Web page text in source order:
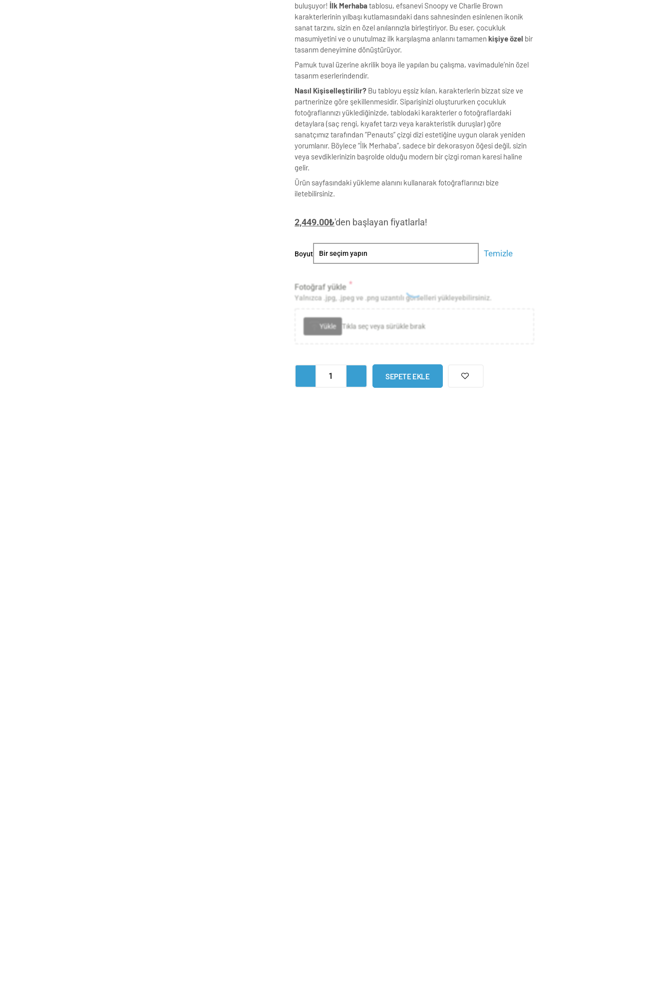
buluşuyor! İlk Merhabatablosu, efsanevi Snoopy ve Charlie Brown
karakterlerinin yılbaşı kutlamasındaki dans sahnesinden esinlenen ikonik
sanat tarzını, sizin en özel anılarınızla birleştiriyor. Bu eser, çocukluk
masumiyetini ve o unutulmaz ilk karşılaşma anlarını tamamen kişiye özel bir
tasarım deneyimine dönüştürüyor.
Pamuk tuval üzerine akrilik boya ile yapılan bu çalışma, vavimadule’nin özel
tasarım eserlerindendir.
Nasıl Kişiselleştirilir? Bu tabloyu eşsiz kılan, karakterlerin bizzat size ve
partnerinize göre şekillenmesidir. Siparişinizi oluştururken çocukluk
fotoğraflarınızı yüklediğinizde, tablodaki karakterler o fotoğraflardaki
detaylara (saç rengi, kıyafet tarzı veya karakteristik duruşlar) göre
sanatçımız tarafından ”Penauts” çizgi dizi estetiğine uygun olarak yeniden
yorumlanır. Böylece “İlk Merhaba”, sadece bir dekorasyon öğesi değil, sizin
veya sevdiklerinizin başrolde olduğu modern bir çizgi roman karesi haline
gelir.
Ürün sayfasındaki yükleme alanını kullanarak fotoğraflarınızı bize
iletebilirsiniz.
2,449.00₺'den başlayan fiyatlarla!
Boyut Temizle
Fotoğraf yükle *
Yalnızca .jpg, .jpeg ve .png uzantılı görselleri yükleyebilirsiniz.
Yükle Tıkla seç veya sürükle bırak
İlk
Merhaba
Kişiselleştirilebilir
adet
SEPETE EKLE